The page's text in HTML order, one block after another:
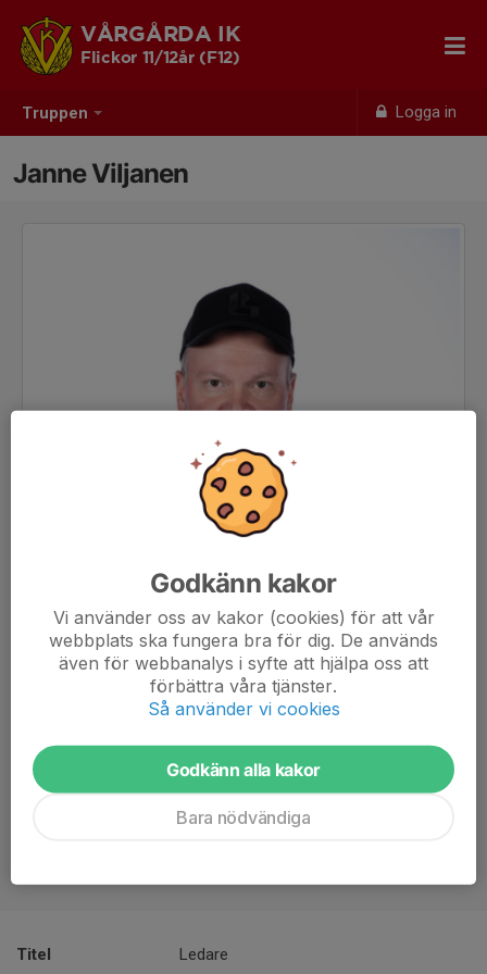
Truppen Logga in
VÅRGÅRDA IK
Flickor 11/12år (F12)
Janne Viljanen
Titel Ledare
Godkänn kakor
Vi använder oss av kakor (cookies) för att vår
webbplats ska fungera bra för dig. De används
även för webbanalys i syfte att hjälpa oss att
förbättra våra tjänster.
Så använder vi cookies
Godkänn alla kakor
Bara nödvändiga